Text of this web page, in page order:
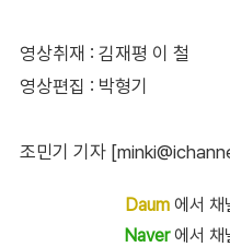
영상취재 : 김재평 이 철
영상편집 : 박형기
조민기 기자
Daum에서 채
Naver에서 채